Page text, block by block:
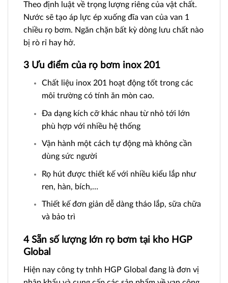
Theo định luật về trọng lượng riêng của vật chất.
Nước sẽ tạo áp lực ép xuống đĩa van của van 1
chiều rọ bơm. Ngăn chặn bất kỳ dòng lưu chất nào
bị rò rỉ hay hở.
3 Ưu điểm của rọ bơm inox 201
Chất liệu inox 201 hoạt động tốt trong các
môi trường có tính ăn mòn cao.
Đa dạng kích cỡ khác nhau từ nhỏ tới lớn
phù hợp với nhiều hệ thống
Vận hành một cách tự động mà không cần
dùng sức người
Rọ hút được thiết kế với nhiều kiểu lắp như
ren, hàn, bích,…
Thiết kế đơn giản dễ dàng tháo lắp, sữa chữa
và bảo trì
4 Sẵn số lượng lớn rọ bơm tại kho HGP
Global
Hiện nay công ty tnhh HGP Global đang là đơn vị